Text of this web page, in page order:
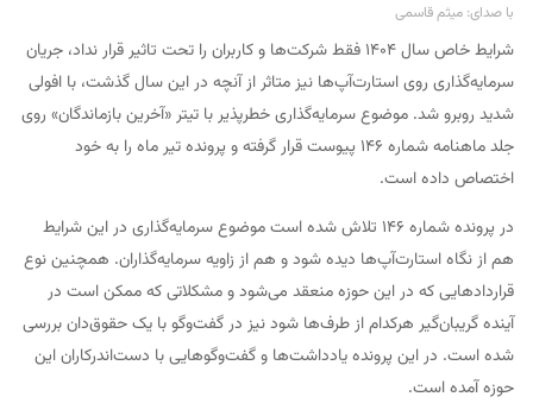
با صدای: میثم قاسمی
شرایط خاص سال ۱۴۰۴ فقط شرکت‌ها و کاربران را تحت تاثیر قرار نداد، جریان
سرمایه‌گذاری روی استارت‌آپ‌ها نیز متاثر از آنچه در این سال گذشت، با افولی
شدید روبرو شد. موضوع سرمایه‌گذاری خطرپذیر با تیتر «آخرین بازماندگان» روی
جلد ماهنامه شماره ۱۴۶ پیوست قرار گرفته و پرونده تیر ماه را به خود
اختصاص داده است.
در پرونده شماره ۱۴۶ تلاش شده است موضوع سرمایه‌گذاری در این شرایط
هم از نگاه استارت‌آپ‌ها دیده شود و هم از زاویه سرمایه‌گذاران. همچنین نوع
قراردادهایی که در این حوزه منعقد می‌شود و مشکلاتی که ممکن است در
آینده گریبان‌گیر هرکدام از طرف‌ها شود نیز در گفت‌وگو با یک حقوق‌دان بررسی
شده است. در این پرونده یادداشت‌ها و گفت‌وگوهایی با دست‌اندرکاران این
حوزه آمده است.